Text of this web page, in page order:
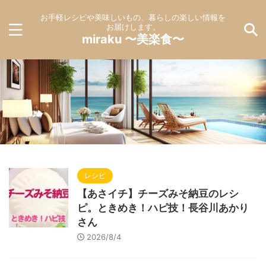
お手軽レシピや美味しいもの、暮らしの楽しい情報を
お届けします。
miraku 〜美楽食〜
レシピ
【あさイチ】チーズみそ納豆のレシ
ピ。ときめき！ハピ技！長谷川あかり
さん
2026/8/4